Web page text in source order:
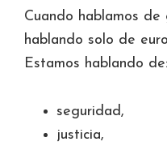
Cuando hablamos
hablando solo de
Estamos hablando de:
seguridad,
justicia,